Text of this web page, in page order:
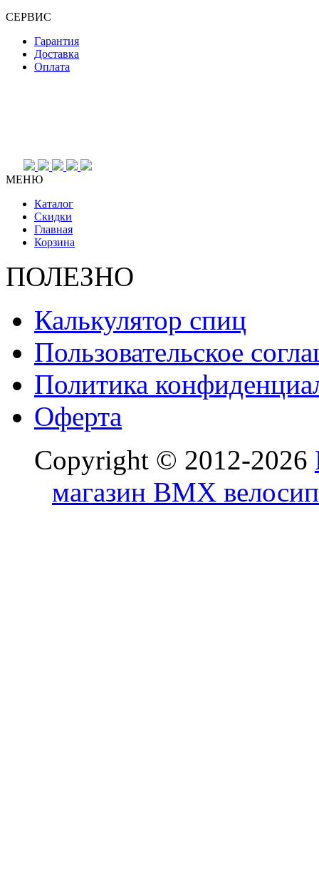
СЕРВИС
Гарантия
Доставка
Оплата
МЕНЮ
Каталог
Скидки
Главная
Корзина
ПОЛЕЗНО
Калькулятор спиц
Пользовательское
Политика
Оферта
Copyright © 2012-2026
магазин BMX